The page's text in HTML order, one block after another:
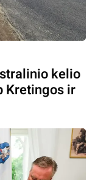
kelio
Kretingos ir